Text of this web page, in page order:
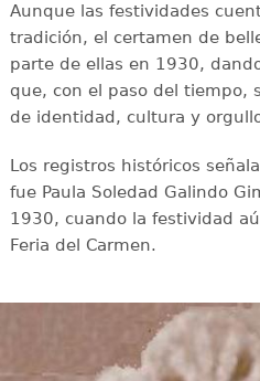
Aunque las festividades
tradición, el certamen de
parte de ellas en 1930,
que, con el paso del tiempo,
de identidad, cultura y
Los registros históricos
fue Paula Soledad Galindo
1930, cuando la festividad
Feria del Carmen.